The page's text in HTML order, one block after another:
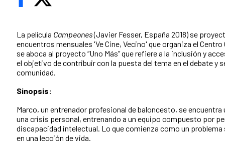
La película Campeones(Javier Fesser, España 2018) se
encuentros mensuales 'Ve Cine, Vecino' que organiza el Centro
se aboca al proyecto “Uno Más” que refiere a la inclusión y
el objetivo de contribuir con la puesta del tema en el debate y
comunidad.
Sinopsis:
Marco, un entrenador profesional de baloncesto, se encuentra
una crisis personal, entrenando a un equipo compuesto por
discapacidad intelectual. Lo que comienza como un
en una lección de vida.